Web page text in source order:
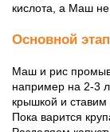
кислота, а Маш не
Основной этап
Маш и рис
например на 2-3
крышкой и ставим
Пока варится